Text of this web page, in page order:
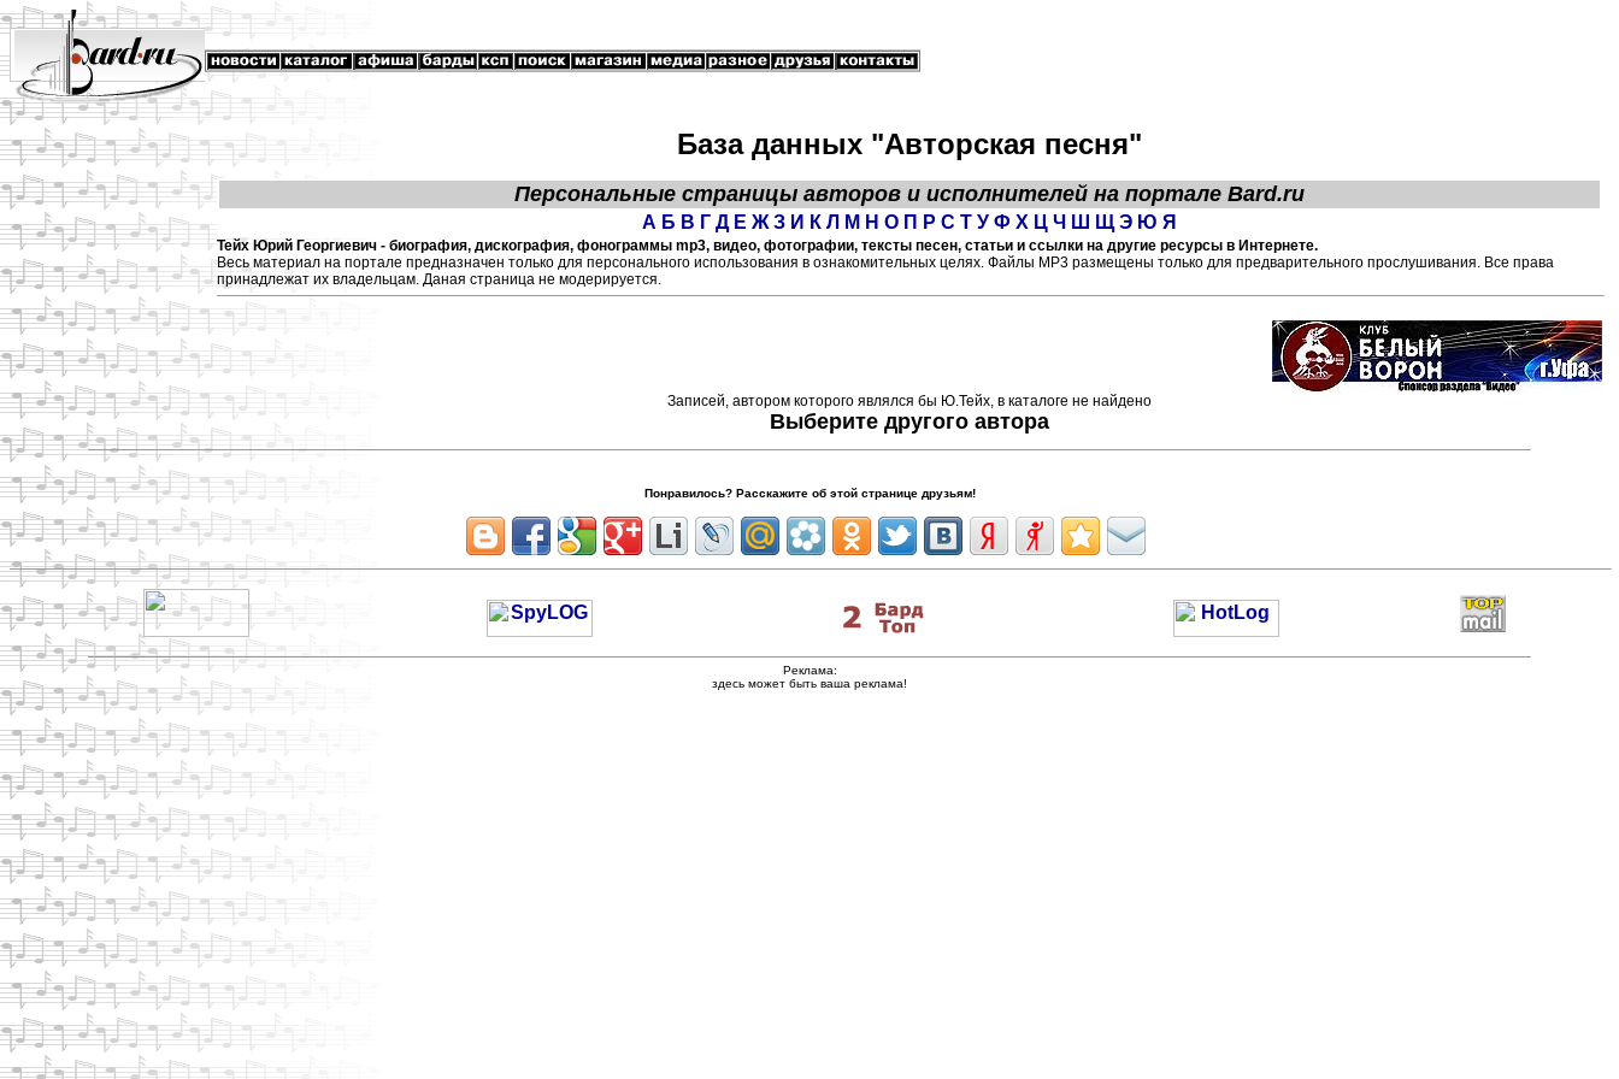
База данных "Авторская песня"
Персональные страницы авторов и исполнителей на портале Bard.ru
А Б В Г Д Е Ж З И К Л М Н О П Р С Т У Ф Х Ц Ч Ш Щ Э Ю Я
Тейх Юрий Георгиевич - биография, дискография, фонограммы mp3, видео, фотографии, тексты песен, статьи и ссылки на другие ресурсы в Интернете.
Весь материал на портале предназначен только для персонального использования в ознакомительных целях. Файлы МР3 размещены только для предварительного прослушивания. Все права
принадлежат их владельцам. Даная страница не модерируется.
Записей, автором которого являлся бы Ю.Тейх, в каталоге не найдено
Выберите другого автора
Понравилось? Расскажите об этой странице друзьям!
Реклама:
здесь может быть ваша реклама!